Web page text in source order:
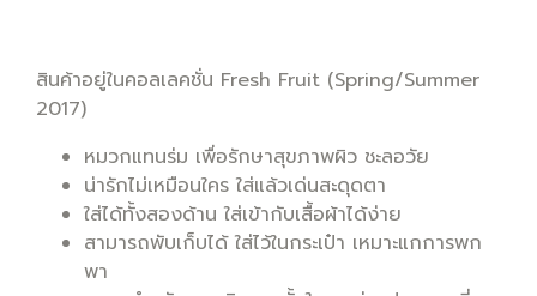
สินค้าอยู่ในคอลเลคชั่น Fresh Fruit (Spring/Summer
2017)
หมวกแทนร่ม เพื่อรักษาสุขภาพผิว ชะลอวัย
น่ารักไม่เหมือนใคร ใส่แล้วเด่นสะดุดตา
ใส่ได้ทั้งสองด้าน ใส่เข้ากับเสื้อผ้าได้ง่าย
สามารถพับเก็บได้ ใส่ไว้ในกระเป๋า เหมาะแกการพก
พา